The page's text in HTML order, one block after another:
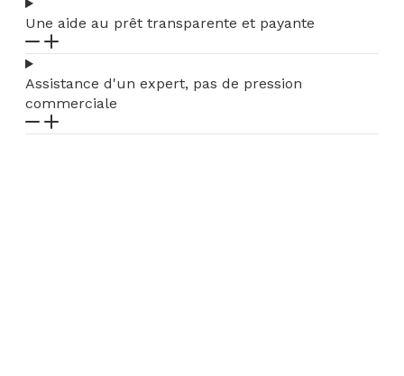
Une aide au prêt transparente et payante
Assistance d'un expert, pas de pression
commerciale